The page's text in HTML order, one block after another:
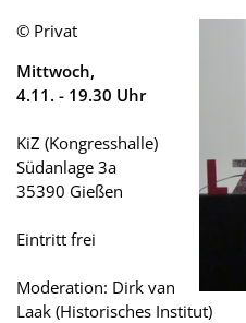
© Privat
Mittwoch,
4.11. - 19.30 Uhr
KiZ (Kongresshalle)
Südanlage 3a
35390 Gießen
Eintritt frei
Moderation: Dirk van
Laak (Historisches Institut)